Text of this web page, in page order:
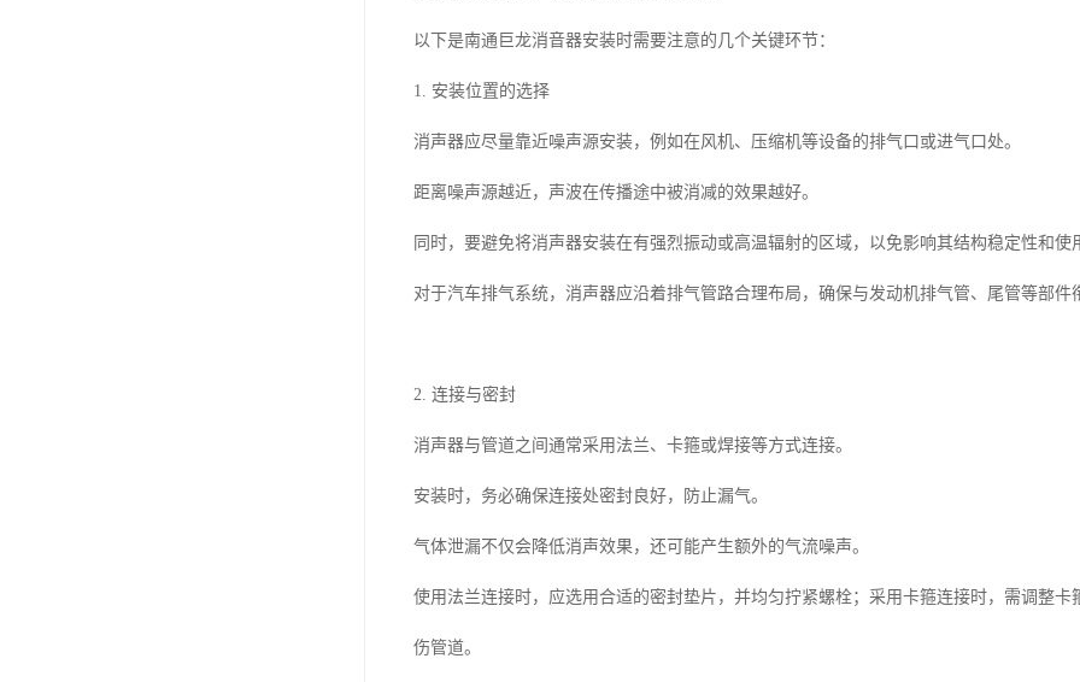
以下是南通巨龙消音器安装时需要注意的几个关键环节：
1. 安装位置的选择
消声器应尽量靠近噪声源安装，例如在风机、压缩机等设备的排气口或进气口处。
距离噪声源越近，声波在传播途中被消减的效果越好。
同时，要避免将消声器安装在有强烈振动或高温辐射的区域，以免影响其结构稳定性和使
对于汽车排气系统，消声器应沿着排气管路合理布局，确保与发动机排气管、尾管等部件
2. 连接与密封
消声器与管道之间通常采用法兰、卡箍或焊接等方式连接。
安装时，务必确保连接处密封良好，防止漏气。
气体泄漏不仅会降低消声效果，还可能产生额外的气流噪声。
使用法兰连接时，应选用合适的密封垫片，并均匀拧紧螺栓；采用卡箍连接时，需调整
伤管道。